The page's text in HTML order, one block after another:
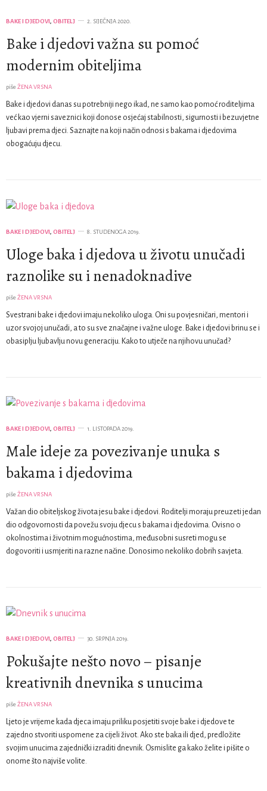
BAKE I DJEDOVI, OBITELJ 2. SIJEČNJA 2020.
Bake i djedovi važna su pomoć
modernim obiteljima
piše ŽENA VRSNA
Bake i djedovi danas su potrebniji nego ikad, ne samo kao pomoć roditeljima
već kao vjerni saveznici koji donose osjećaj stabilnosti, sigurnosti i bezuvjetne
ljubavi prema djeci. Saznajte na koji način odnosi s bakama i djedovima
obogaćuju djecu.
BAKE I DJEDOVI, OBITELJ 8. STUDENOGA 2019.
Uloge baka i djedova u životu unučadi
raznolike su i nenadoknadive
piše ŽENA VRSNA
Svestrani bake i djedovi imaju nekoliko uloga. Oni su povjesničari, mentori i
uzor svojoj unučadi, a to su sve značajne i važne uloge. Bake i djedovi brinu se i
obasiplju ljubavlju novu generaciju. Kako to utječe na njihovu unučad?
BAKE I DJEDOVI, OBITELJ 1. LISTOPADA 2019.
Male ideje za povezivanje unuka s
bakama i djedovima
piše ŽENA VRSNA
Važan dio obiteljskog života jesu bake i djedovi. Roditelji moraju preuzeti jedan
dio odgovornosti da povežu svoju djecu s bakama i djedovima. Ovisno o
okolnostima i životnim mogućnostima, međusobni susreti mogu se
dogovoriti i usmjeriti na razne načine. Donosimo nekoliko dobrih savjeta.
BAKE I DJEDOVI, OBITELJ 30. SRPNJA 2019.
Pokušajte nešto novo – pisanje
kreativnih dnevnika s unucima
piše ŽENA VRSNA
Ljeto je vrijeme kada djeca imaju priliku posjetiti svoje bake i djedove te
zajedno stvoriti uspomene za cijeli život. Ako ste baka ili djed, predložite
svojim unucima zajednički izraditi dnevnik. Osmislite ga kako želite i pišite o
onome što najviše volite.